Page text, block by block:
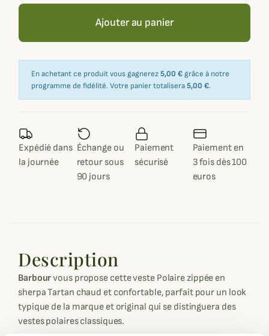
Ajouter au panier
En achetant ce produit vous gagnerez5,00 € grâce à notre
programme de fidélité. Votre panier totalisera5,00 €.
Expédié dans
la journée
Échange ou
retour sous
90 jours
Paiement
sécurisé
Paiement en
3 fois dès 100
euros
Description
Barbourvous propose cette veste Polaire zippée en
sherpa Tartan chaud et confortable, parfait pour un look
typique de la marque et original qui se distinguera des
vestes polaires classiques.